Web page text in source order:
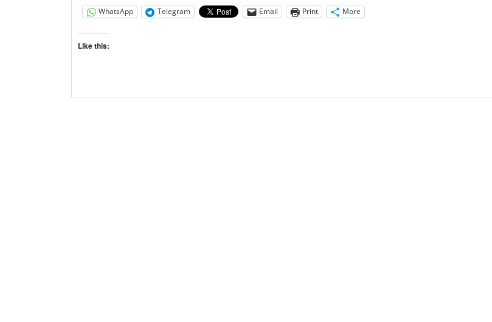
WhatsApp Telegram Email Print More
Like this: